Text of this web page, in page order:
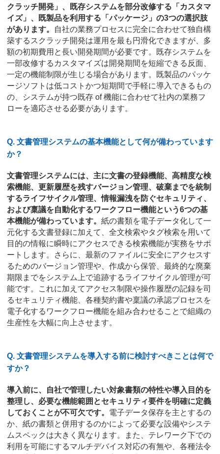
クラッチ開発」、既存システムを部分改修する「カスタマ
イズ」、既製品を利用する「パッケージ」の3つの選択肢
があります。
自社の業務プロセスに完全に合わせて独自構
築するスクラッチ開発は運用を最も円滑化できますが、多
額の初期費用と長い開発期間が必要です。既存システムを
一部改修するカスタマイズは開発期間を短縮できる反面、
一定の機能制限が生じる場合があります。既製品のパッケ
ージソフトは低コストかつ短期間で手軽に導入できるもの
の、システムが持つ既存 of 機能に合わせて社内の業務フ
ローを適応させる必要があります。
Q. 文書管理システムの基本機能として何が備わっています
か？
文書管理システムには、主に文書の登録機能、高精度な検
索機能、更新履歴を残すバージョン管理、破棄までを統制
するライフサイクル管理、情報漏洩を防ぐセキュリティ、
および稟議を自動化するワークフロー機能という6つの基
本機能が備わっています。 紙の書類を電子データ化して一
元化する文書登録に加えて、全文検索やタグ検索を用いて
目的の情報に瞬時にアクセスできる検索機能が実務をサポ
ートします。さらに、最新のファイルに安全にアクセスす
るためのバージョン管理や、作成から保管、最終的な廃棄
期限までをシステム上で追跡するライフサイクル管理が可
能です。これに加えてアクセス制限や操作履歴の記録を司
るセキュリティ機能、各種契約書や稟議の承認プロセスを
電子化するワークフロー機能を組み合わせることで組織の
生産性を大幅に向上させます。
Q. 文書管理システムを導入する前に検討すべきことは何で
すか？
導入前に、自社で管理したい対象書類の特性や導入目的を
整理し、必要な機能範囲とセキュリティ要件を明確に定義
しておくことが不可欠です。 電子データ保存を主とするの
か、紙の書類と併用するのかによって必要な設備やシステ
ムスペックは大きく異なります。また、テレワーク下での
利用を可能にするマルチデバイス対応の有無や、各種法令